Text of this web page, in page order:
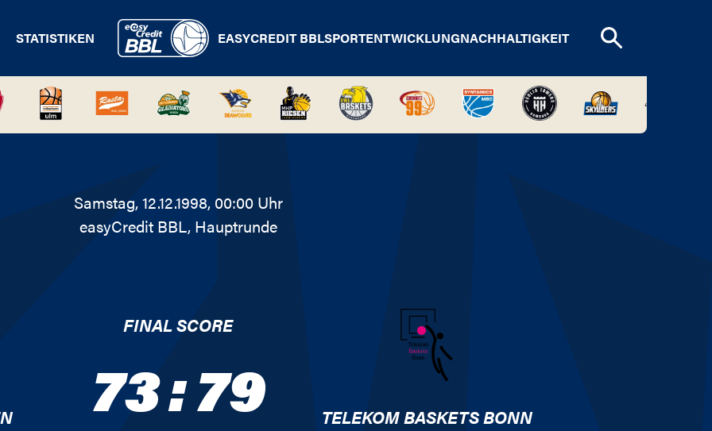
STATISTIKEN EASYCREDIT BBLSPORTENTWICKLUNGNACHHALTIGKEIT
Samstag, 12.12.1998, 00:00 Uhr
easyCredit BBL, Hauptrunde
FINAL SCORE
73:79 TELEKOM BASKETS BONN